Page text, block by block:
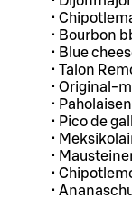
•
• Bourbon
• Blue
• Talon
• Original-
•
• Pico de
•
•
•
•